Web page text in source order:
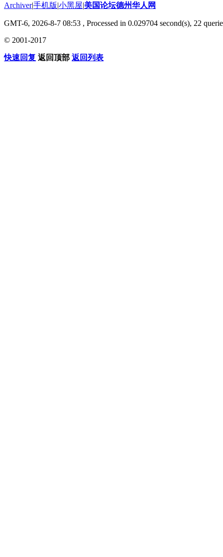
Archiver|手机版|小黑屋|美国论坛德州华人网
GMT-6, 2026-8-7 08:53 , Processed in 0.029704 second(s), 22
© 2001-2017
快速回复 返回顶部 返回列表